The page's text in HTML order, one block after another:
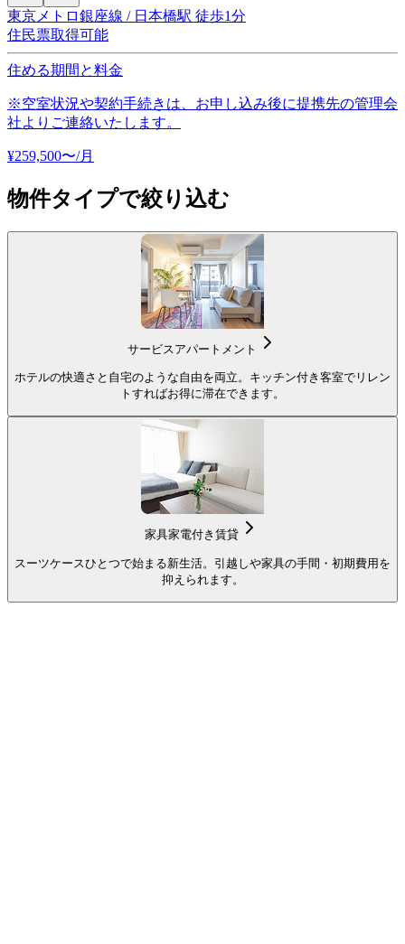
東京メトロ銀座線 / 日本橋駅 徒歩1分
住民票取得可能
住める期間と料金
※空室状況や契約手続きは、お申し込み後に提携先の管理会
社よりご連絡いたします。
¥259,500〜/月
物件タイプで絞り込む
サービスアパートメント
ホテルの快適さと自宅のような自由を両立。キッチン付き客室でリレン
トすればお得に滞在できます。
家具家電付き賃貸
スーツケースひとつで始まる新生活。引越しや家具の手間・初期費用を
抑えられます。